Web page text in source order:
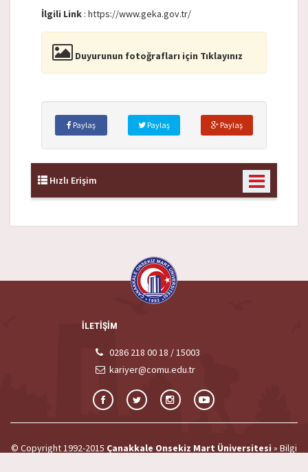
İlgili Link : https://www.geka.gov.tr/
Duyurunun fotoğrafları için Tıklayınız
Paylaş Paylaş Paylaş
Hızlı Erişim
İLETİŞİM
0286 218 00 18 / 15003
kariyer@comu.edu.tr
© Copyright 1992-2015 Çanakkale Onsekiz Mart Üniversitesi » Bilgi